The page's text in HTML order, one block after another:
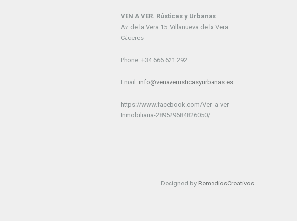
VEN A VER. Rústicas y Urbanas
Av. de la Vera 15. Villanueva de la Vera.
Cáceres
Phone: +34 666 621 292
Email: info@venaverusticasyurbanas.es
https://www.facebook.com/Ven-a-ver-
Inmobiliaria-289529684826050/
Designed by RemediosCreativos